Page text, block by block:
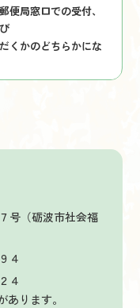
便局窓口での受付、
くかのどちらかにな
号（砺波市社会福
４
４
ります。